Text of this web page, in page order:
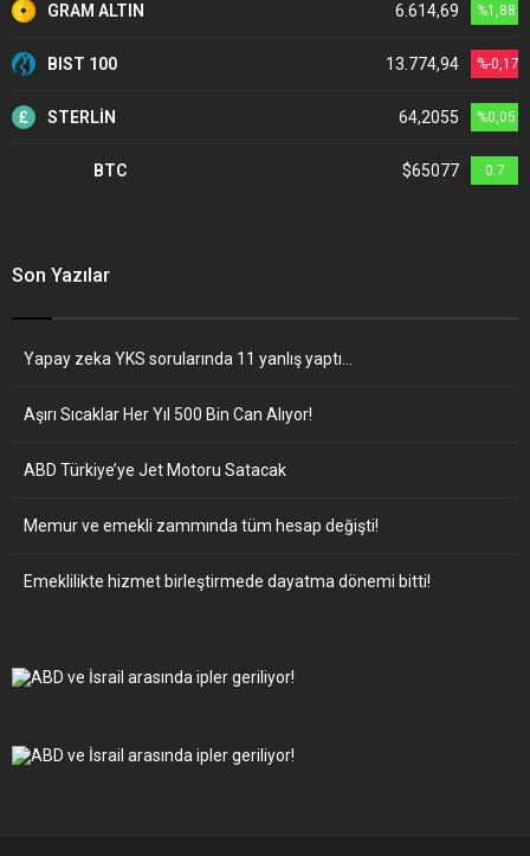
GRAM ALTIN 6.614,69 %1,88
BIST 100 13.774,94 %-0,17
STERLİN 64,2055 %0,05
BTC $65077 0.7
Son Yazılar
Yapay zeka YKS sorularında 11 yanlış yaptı…
Aşırı Sıcaklar Her Yıl 500 Bin Can Alıyor!
ABD Türkiye’ye Jet Motoru Satacak
Memur ve emekli zammında tüm hesap değişti!
Emeklilikte hizmet birleştirmede dayatma dönemi bitti!